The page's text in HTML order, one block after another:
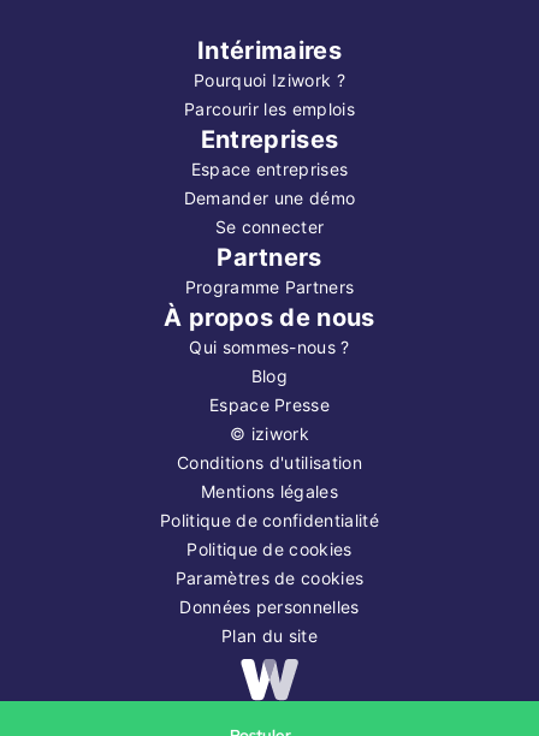
Intérimaires
Pourquoi Iziwork ?
Parcourir les emplois
Entreprises
Espace entreprises
Demander une démo
Se connecter
Partners
Programme Partners
À propos de nous
Qui sommes-nous ?
Blog
Espace Presse
© iziwork
Conditions d'utilisation
Mentions légales
Politique de confidentialité
Politique de cookies
Paramètres de cookies
Données personnelles
Plan du site